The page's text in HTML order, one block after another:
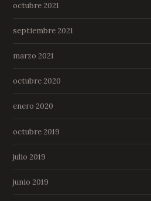
octubre 2021
septiembre 2021
marzo 2021
octubre 2020
enero 2020
octubre 2019
julio 2019
junio 2019